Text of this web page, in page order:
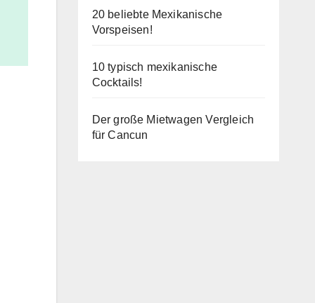
20 beliebte Mexikanische
Vorspeisen!
10 typisch mexikanische
Cocktails!
Der große Mietwagen Vergleich
für Cancun